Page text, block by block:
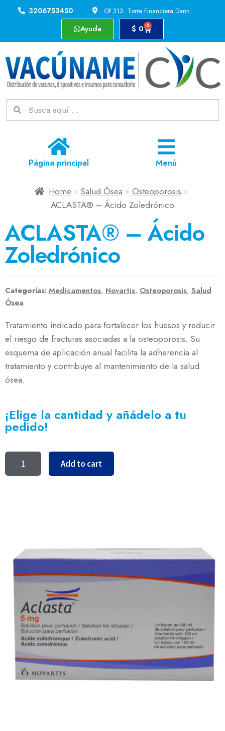
3206753450 Of 312. Torre Financiera Dann
Ayuda $ 0 0
Página principal Menú
Home Salud Ósea
Osteoporosis
ACLASTA® – Ácido Zoledrónico
ACLASTA® – Ácido
Zoledrónico
Categorías:Medicamentos, Novartis, Osteoporosis, Salud
Ósea
Tratamiento indicado para fortalecer los huesos y reducir
el riesgo de fracturas asociadas a la osteoporosis. Su
esquema de aplicación anual facilita la adherencia al
tratamiento y contribuye al mantenimiento de la salud
ósea.
¡Elige la cantidad y añádelo a tu
pedido!
Add to cart